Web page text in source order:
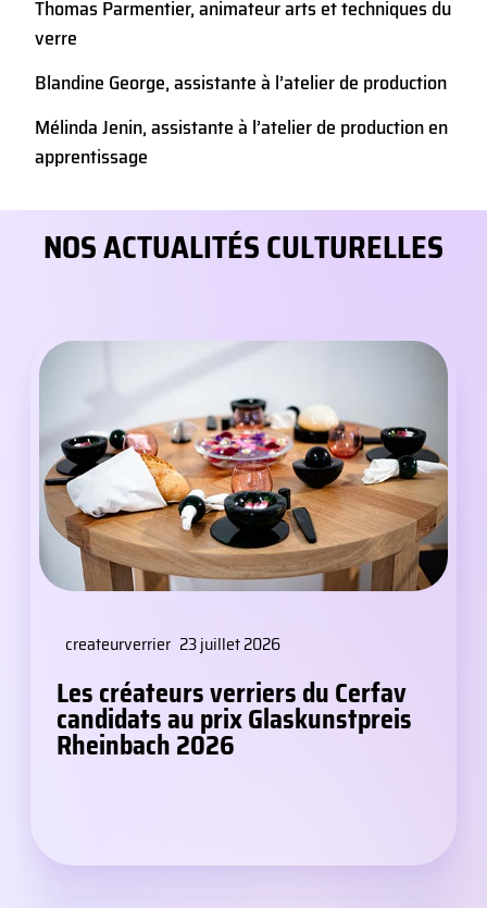
Thomas Parmentier, animateur arts et techniques du
verre
Blandine George, assistante à l’atelier de production
Mélinda Jenin, assistante à l’atelier de production en
apprentissage
NOS ACTUALITÉS CULTURELLES
createurverrier 23 juillet 2026
Les créateurs verriers du Cerfav
candidats au prix Glaskunstpreis
Rheinbach 2026